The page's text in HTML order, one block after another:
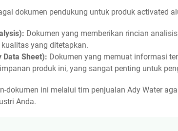
dokumen pendukung untuk produk activated
Dokumen yang memberikan rincian
yang ditetapkan.
Data Sheet): Dokumen yang memuat informasi
produk ini, yang sangat penting untuk
dokumen ini melalui tim penjualan Ady Water
Anda.